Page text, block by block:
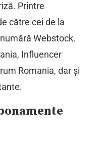
Printre
către cei de la
Webstock,
Influencer
Romania, dar și